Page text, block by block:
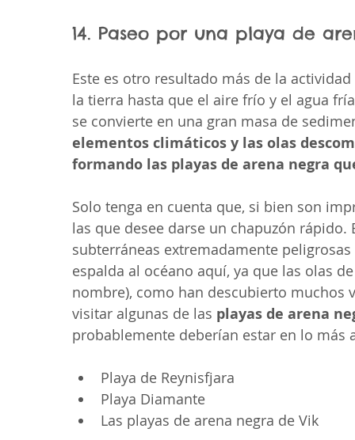
14. Paseo por una playa de
Este es otro resultado más de la
la tierra hasta que el aire frío y el agua
se convierte en una gran masa de
elementos climáticos y las olas
formando las playas de arena negra
Solo tenga en cuenta que, si bien son
las que desee darse un chapuzón
subterráneas extremadamente
espalda al océano aquí, ya que las olas
nombre), como han descubierto muchos
visitar algunas de las playas de arena
probablemente deberían estar en lo más
Playa de Reynisfjara
Playa Diamante
Las playas de arena negra de Vik